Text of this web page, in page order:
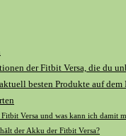
der Fitbit Versa, die du
​besten Produkte⁢ auf dem
Fitbit ⁢Versa ⁣und was​ kann ich damit
der ​Akku der Fitbit Versa?